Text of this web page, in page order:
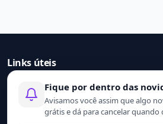
Links úteis
Início
Contato
Sobre nós
Fique por dentro das
Avisamos você assim que algo
grátis e dá para cancelar quando